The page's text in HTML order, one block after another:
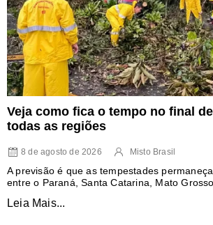
Veja como fica o tempo no final
todas as regiões
8 de agosto de 2026 Misto Brasil
A previsão é que as tempestades
entre o Paraná, Santa Catarina, Mato
Leia Mais...